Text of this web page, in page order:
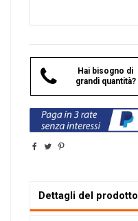
Hai bisogno di
grandi quantità?
Dettagli del prodotto